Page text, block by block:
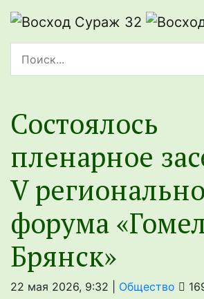
Состоялось
пленарное
V
форума
Брянск»
22 мая 2026, 9:32 | Общество